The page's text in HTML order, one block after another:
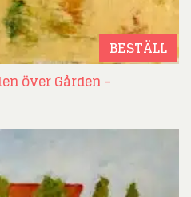
BESTÄLL
över Gården –